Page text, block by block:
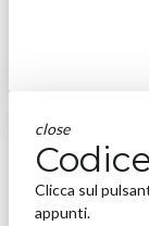
close
Clicca sul
appunti.